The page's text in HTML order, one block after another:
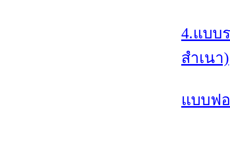
4.แบบ
สำเนา)
แบบฟ